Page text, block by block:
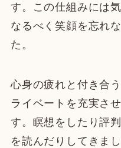
す。この仕組みには
なるべく笑顔を忘れ
た。
心身の疲れと付き合
ライベートを充実さ
す。瞑想をしたり評
を読んだりしてきま